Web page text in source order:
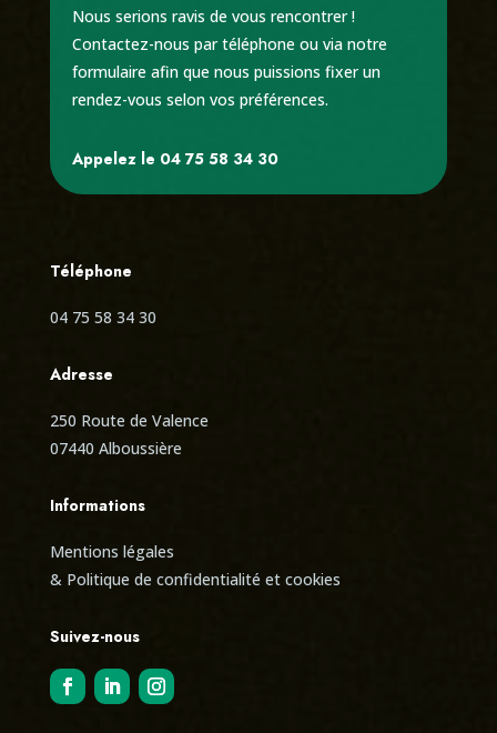
Nous serions ravis de vous rencontrer !
Contactez-nous par téléphone ou via notre
formulaire afin que nous puissions fixer un
rendez-vous selon vos préférences.
Appelez le 04 75 58 34 30
Téléphone
04 75 58 34 30
Adresse
250 Route de Valence
07440 Alboussière
Informations
Mentions légales
& Politique de confidentialité et cookies
Suivez-nous